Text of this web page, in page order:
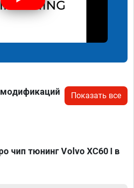
модификаций
Показать все
чип тюнинг Volvo XC60 I в